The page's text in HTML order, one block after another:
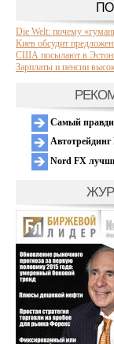
Die Welt: почему
Киев обсудит
США посылают в
Зарплаты и пенсии
Самый
Автотрейдинг
Nord FX